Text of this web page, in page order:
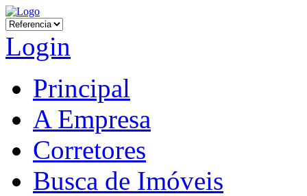
Login
Principal
A Empresa
Corretores
Busca de Imóveis